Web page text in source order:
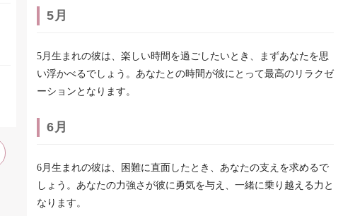
5月
5月生まれの彼は、楽しい時間を過ごしたいとき、まずあなたを思
い浮かべるでしょう。あなたとの時間が彼にとって最高のリラクゼ
ーションとなります。
6月
6月生まれの彼は、困難に直面したとき、あなたの支えを求めるで
しょう。あなたの力強さが彼に勇気を与え、一緒に乗り越える力と
なります。